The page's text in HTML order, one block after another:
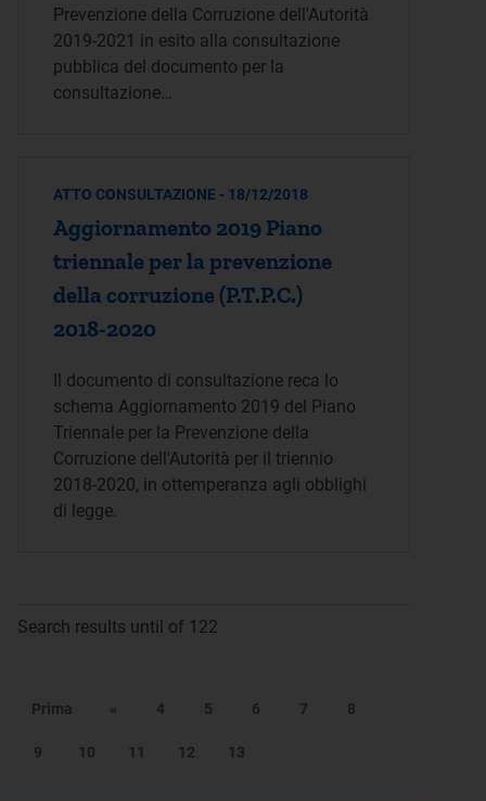
Prevenzione della Corruzione dell'Autorità
2019-2021 in esito alla consultazione
pubblica del documento per la
consultazione…
ATTO CONSULTAZIONE - 18/12/2018
Aggiornamento 2019 Piano
triennale per la prevenzione
della corruzione (P.T.P.C.)
2018-2020
Il documento di consultazione reca lo
schema Aggiornamento 2019 del Piano
Triennale per la Prevenzione della
Corruzione dell'Autorità per il triennio
2018-2020, in ottemperanza agli obblighi
di legge.
Search results until of 122
Prima « 4 5 6 7 8
9 10 11 12 13